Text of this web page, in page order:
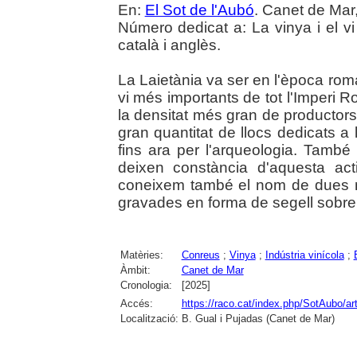
En: El Sot de l'Aubó. Canet de
Número dedicat a: La vinya i el
català i anglès.
La Laietània va ser en l'època
vi més importants de tot l'Imperi
la densitat més gran de
gran quantitat de llocs dedicats
fins ara per l'arqueologia.
deixen constància d'aquesta
coneixem també el nom de
gravades en forma de segell
Matèries: Conreus ; Vinya; Indústria vinícola;
Àmbit:
Canet de Mar
Cronologia:
[2025]
Accés:
https://raco.cat/index.php/SotAubo/
Localització: B. Gual i Pujadas (Canet de Mar)